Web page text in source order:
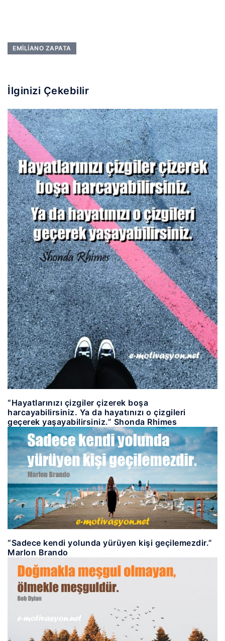
EMILIANO ZAPATA
İlginizi Çekebilir
“Hayatlarınızı çizgiler çizerek boşa
harcayabilirsiniz. Ya da hayatınızı o çizgileri
geçerek yaşayabilirsiniz.” Shonda Rhimes
“Sadece kendi yolunda yürüyen kişi geçilemezdir.”
Marlon Brando